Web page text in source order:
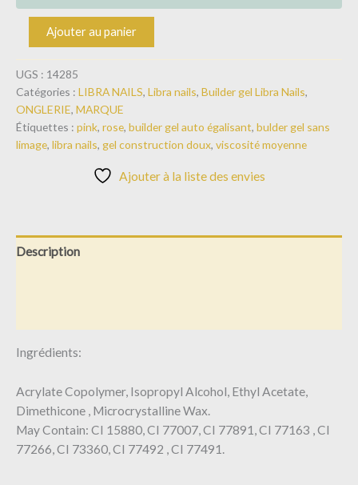
Ajouter au panier
UGS : 14285
Catégories : LIBRA NAILS, Libra nails, Builder gel Libra Nails,
ONGLERIE, MARQUE
Étiquettes : pink, rose, builder gel auto égalisant, bulder gel sans
limage, libra nails, gel construction doux, viscosité moyenne
Ajouter à la liste des envies
Description
Ingrédients:
Acrylate Copolymer, Isopropyl Alcohol, Ethyl Acetate,
Dimethicone , Microcrystalline Wax.
May Contain: CI 15880, CI 77007, CI 77891, CI 77163 , CI
77266, CI 73360, CI 77492 , CI 77491.